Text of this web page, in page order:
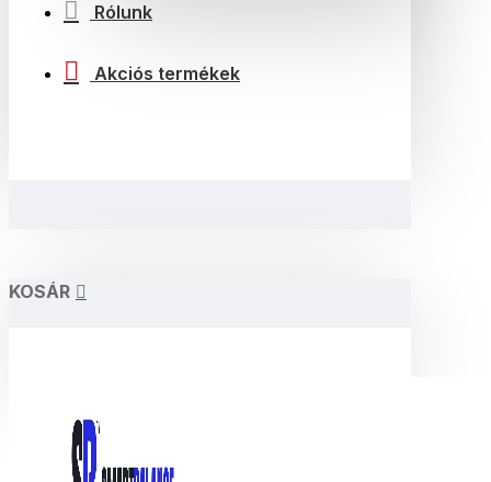
Rólunk
Akciós termékek
KOSÁR